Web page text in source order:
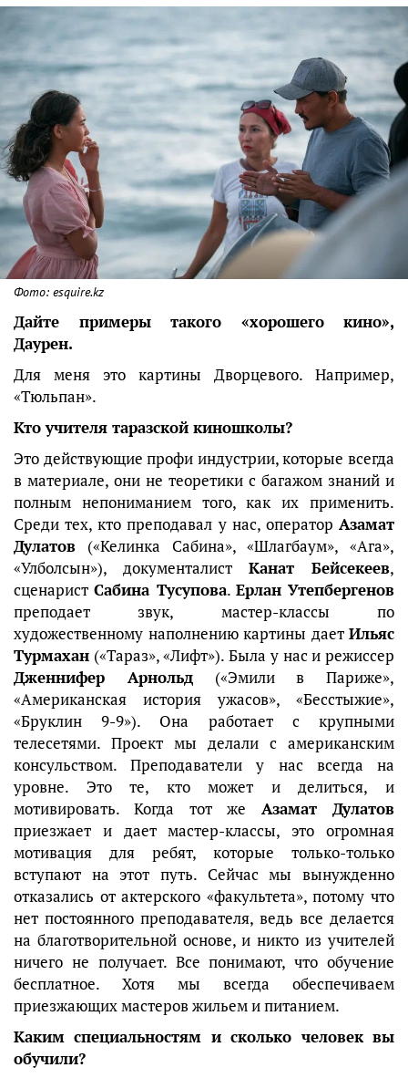
Фото: esquire.kz
Дайте примеры такого «хорошего кино»,
Даурен.
Для меня это картины Дворцевого. Например,
«Тюльпан».
Кто учителя таразской киношколы?
Это действующие профи индустрии, которые всегда
в материале, они не теоретики с багажом знаний и
полным непониманием того, как их применить.
Среди тех, кто преподавал у нас, оператор Азамат
Дулатов («Келинка Сабина», «Шлагбаум», «Ага»,
«Улболсын»), документалист Канат Бейсекеев,
сценаристСабина Тусупова. Ерлан Утепбергенов
преподает звук, мастер-классы по
художественному наполнению картины дает Ильяс
Турмахан («Тараз», «Лифт»). Была у нас и режиссер
Дженнифер Арнольд(«Эмили в Париже»,
«Американская история ужасов», «Бесстыжие»,
«Бруклин 9-9»). Она работает с крупными
телесетями. Проект мы делали с американским
консульством. Преподаватели у нас всегда на
уровне. Это те, кто может и делиться, и
мотивировать. Когда тот же Азамат Дулатов
приезжает и дает мастер-классы, это огромная
мотивация для ребят, которые только-только
вступают на этот путь. Сейчас мы вынужденно
отказались от актерского «факультета», потому что
нет постоянного преподавателя, ведь все делается
на благотворительной основе, и никто из учителей
ничего не получает. Все понимают, что обучение
бесплатное. Хотя мы всегда обеспечиваем
приезжающих мастеров жильем и питанием.
Каким специальностям и сколько человек вы
обучили?